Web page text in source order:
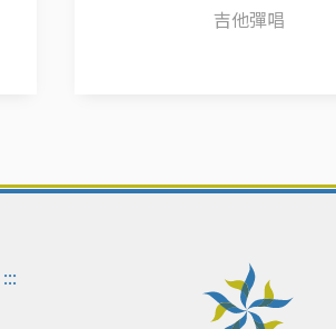
吉他彈唱
:::